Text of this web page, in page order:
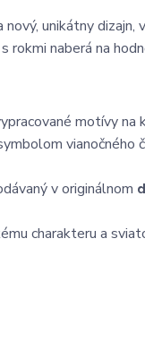
unikátny
rokmi naberá na
motívy
vianočného
v originálnom
charakteru a